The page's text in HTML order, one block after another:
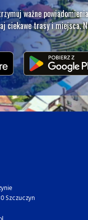
ważne
ciekawe trasy i miejsca.
Szczuczyn